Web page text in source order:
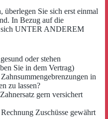
überlegen Sie sich erst einmal
In Bezug auf die
sich UNTER ANDEREM
oder stehen
Sie in dem Vertrag)
in
zu lassen?
gern versichert
Zuschüsse gewährt